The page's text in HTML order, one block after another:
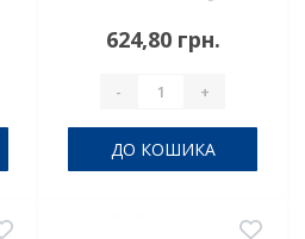
624,80 грн.
- +
ДО КОШИКА